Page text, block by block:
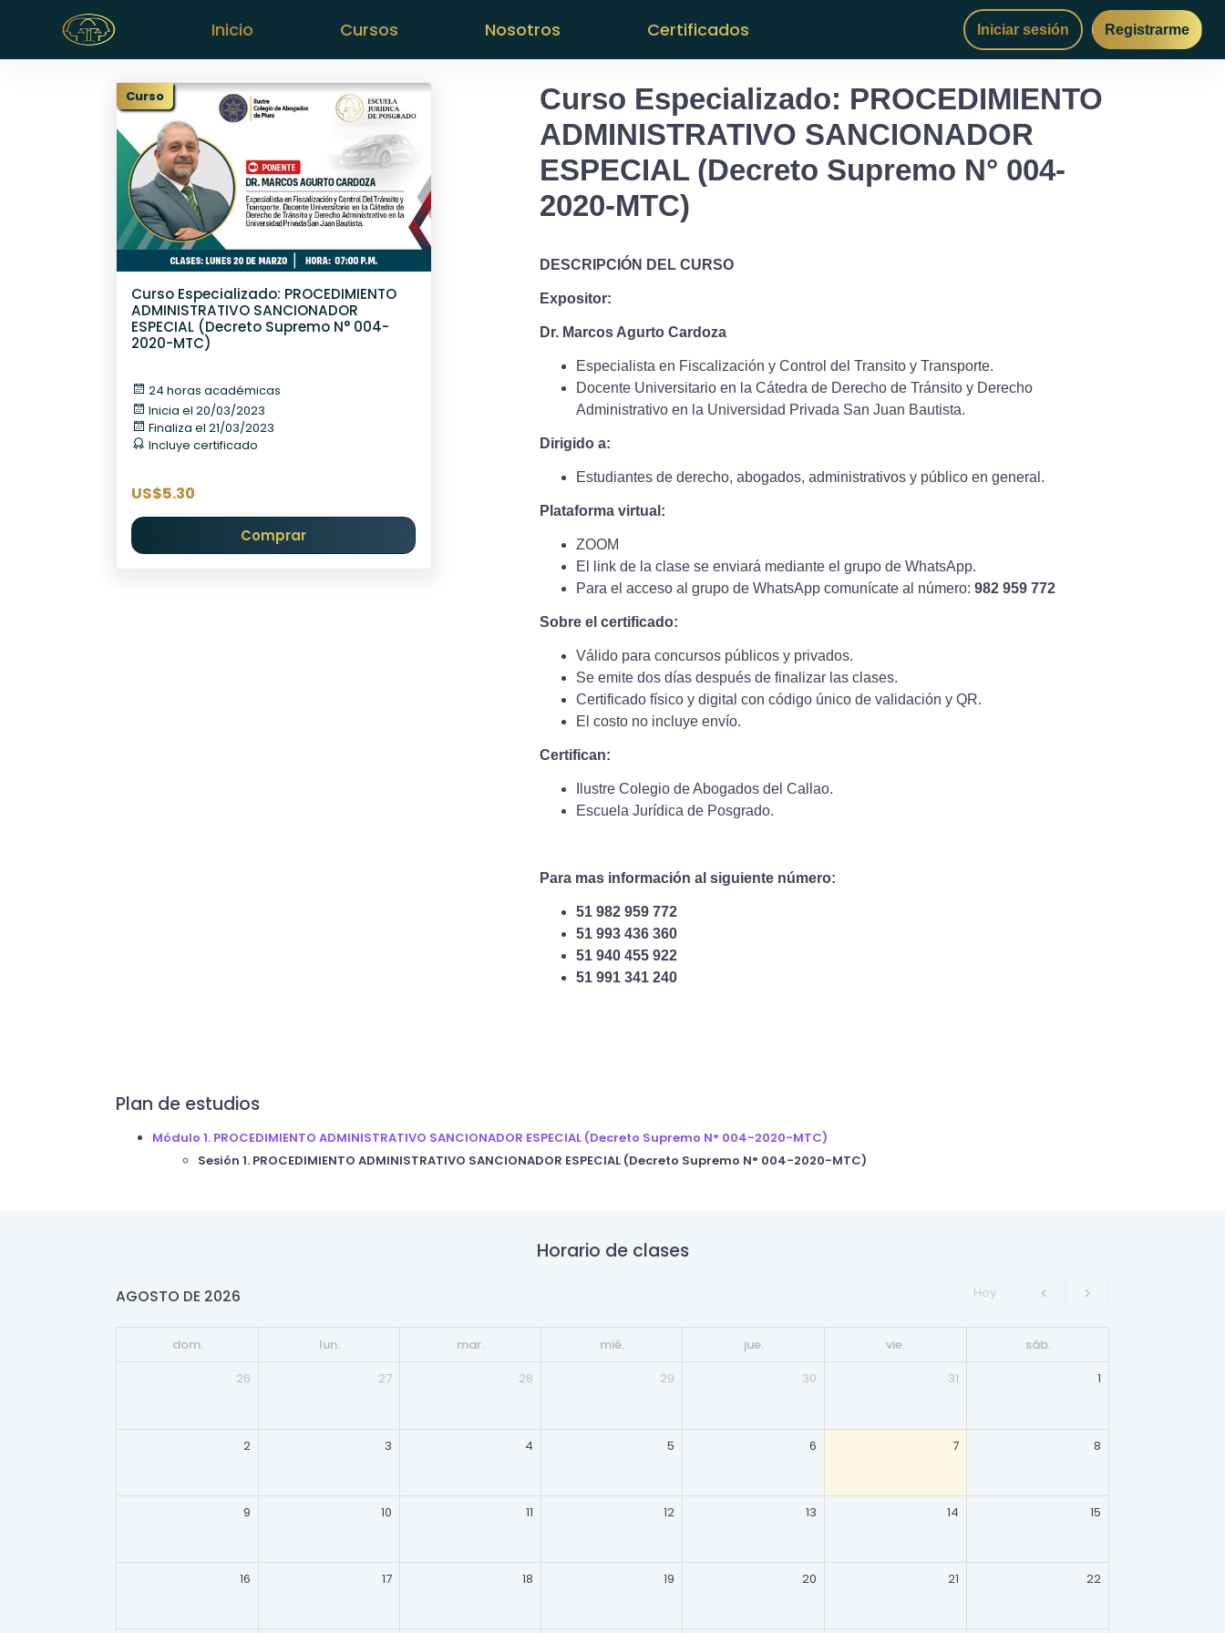
Inicio Cursos Nosotros Certificados Iniciar sesión Registrarme
Curso
Curso Especializado: PROCEDIMIENTO
ADMINISTRATIVO SANCIONADOR
ESPECIAL (Decreto Supremo N° 004-
2020-MTC)
24 horas académicas
Inicia el 20/03/2023
Finaliza el 21/03/2023
Incluye certificado
US$5.30
Comprar
Curso Especializado: PROCEDIMIENTO
ADMINISTRATIVO SANCIONADOR
ESPECIAL (Decreto Supremo N° 004-
2020-MTC)
DESCRIPCIÓN DEL CURSO
Expositor:
Dr. Marcos Agurto Cardoza
Especialista en Fiscalización y Control del Transito y Transporte.
Docente Universitario en la Cátedra de Derecho de Tránsito y Derecho
Administrativo en la Universidad Privada San Juan Bautista.
Dirigido a:
Estudiantes de derecho, abogados, administrativos y público en general.
Plataforma virtual:
ZOOM
El link de la clase se enviará mediante el grupo de WhatsApp.
Para el acceso al grupo de WhatsApp comunícate al número: 982 959 772
Sobre el certificado:
Válido para concursos públicos y privados.
Se emite dos días después de finalizar las clases.
Certificado físico y digital con código único de validación y QR.
El costo no incluye envío.
Certifican:
Ilustre Colegio de Abogados del Callao.
Escuela Jurídica de Posgrado.
Para mas información al siguiente número:
51 982 959 772
51 993 436 360
51 940 455 922
51 991 341 240
Plan de estudios
Módulo 1. PROCEDIMIENTO ADMINISTRATIVO SANCIONADOR ESPECIAL (Decreto Supremo N° 004-2020-MTC)
Sesión 1. PROCEDIMIENTO ADMINISTRATIVO SANCIONADOR ESPECIAL (Decreto Supremo N° 004-2020-MTC)
Horario de clases
AGOSTO DE 2026 Hoy
dom. lun. mar. mié. jue. vie.
sáb.
26
27 28 29 30 31 1
2 3 4 5 6 7 8
9 10 11 12 13 14 15
16 17 18 19 20 21 22